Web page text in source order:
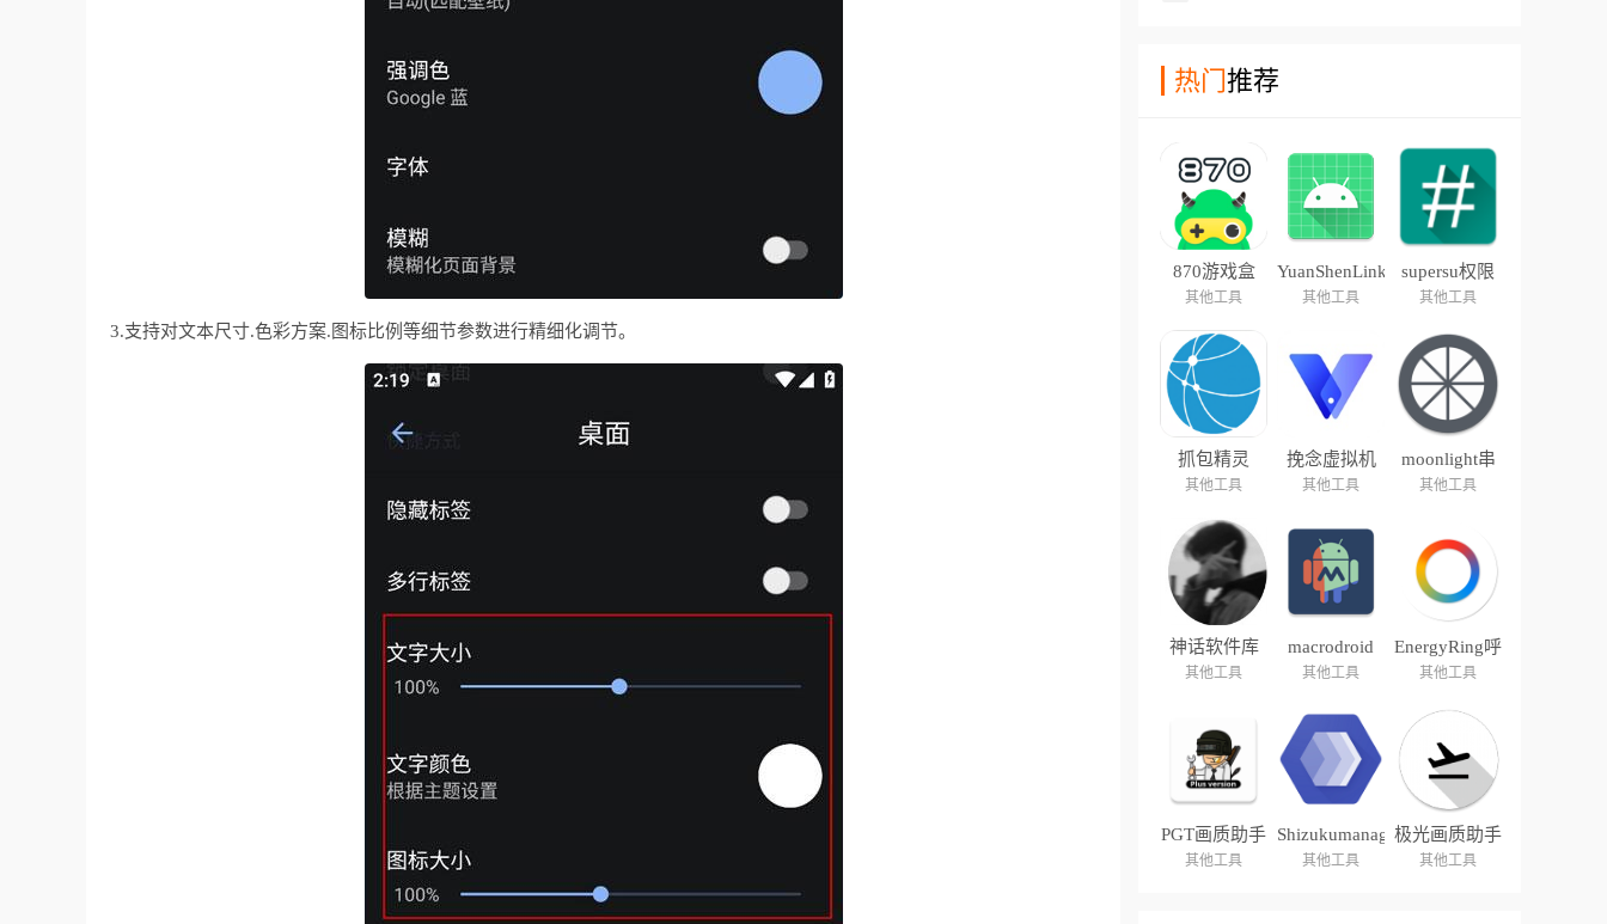
3.支持对文本尺寸.色彩方案.图标比例等细节参数进行精细化调节。
热门推荐
870游戏盒
其他工具
YuanShenLink
其他工具
supersu权限
管理
其他工具
抓包精灵
其他工具
挽念虚拟机
其他工具
moonlight串
流
其他工具
神话软件库
其他工具
macrodroid
其他工具
EnergyRing呼
吸灯
其他工具
PGT画质助手
其他工具
Shizukumanager
其他工具
极光画质助手
其他工具